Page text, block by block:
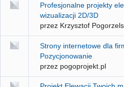
Profesjonalne projekty
wizualizacji 2D/3D
przez Krzysztof
Strony internetowe dla
Pozycjonowanie
przez pogoprojekt.pl